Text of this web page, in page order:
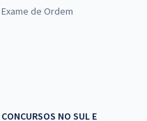
Exame de Ordem
CONCURSOS NO SUL E